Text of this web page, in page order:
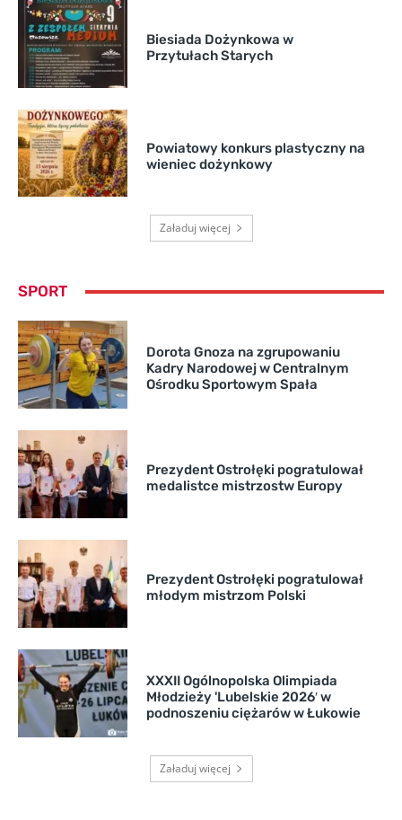
Biesiada Dożynkowa w
Przytułach Starych
Powiatowy konkurs plastyczny na
wieniec dożynkowy
Załaduj więcej
SPORT
Dorota Gnoza na zgrupowaniu
Kadry Narodowej w Centralnym
Ośrodku Sportowym Spała
Prezydent Ostrołęki pogratulował
medalistce mistrzostw Europy
Prezydent Ostrołęki pogratulował
młodym mistrzom Polski
XXXII Ogólnopolska Olimpiada
Młodzieży 'Lubelskie 2026′ w
podnoszeniu ciężarów w Łukowie
Załaduj więcej